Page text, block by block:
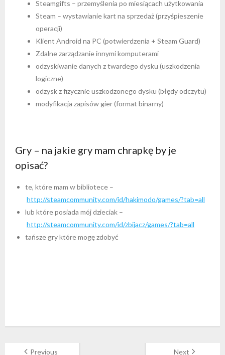
Steamgifts – przemyślenia po miesiącach użytkowania
Steam – wystawianie kart na sprzedaż (przyśpieszenie
operacji)
Klient Android na PC (potwierdzenia + Steam Guard)
Zdalne zarządzanie innymi komputerami
odzyskiwanie danych z twardego dysku (uszkodzenia
logiczne)
odzysk z fizycznie uszkodzonego dysku (błędy odczytu)
modyfikacja zapisów gier (format binarny)
Gry – na jakie gry mam chrapkę by je
opisać?
te, które mam w bibliotece –
http://steamcommunity.com/id/hakimodo/games/?tab=all
lub które posiada mój dzieciak –
http://steamcommunity.com/id/zbijacz/games/?tab=all
tańsze gry które mogę zdobyć
Previous Next